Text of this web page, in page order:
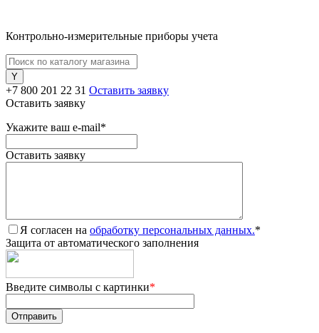
Контрольно-измерительные приборы учета
+7 800 201 22 31 Оставить заявку
Оставить заявку
Укажите ваш e-mail*
Оставить заявку
Я согласен на обработку персональных данных.*
Защита от автоматического заполнения
Введите символы с картинки*